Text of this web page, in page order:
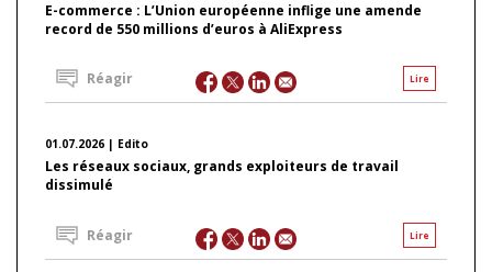
E-commerce : L’Union européenne inflige une amende
record de 550 millions d’euros à AliExpress
Lire
Réagir
01.07.2026 | Edito
Les réseaux sociaux, grands exploiteurs de travail
dissimulé
Lire
Réagir